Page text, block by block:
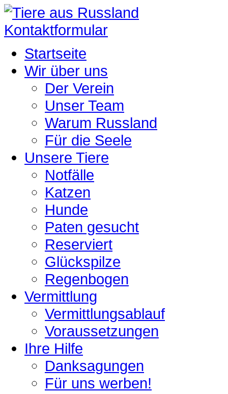
Kontaktformular
Startseite
Wir über uns
Der Verein
Unser Team
Warum Russland
Für die Seele
Unsere Tiere
Notfälle
Katzen
Hunde
Paten gesucht
Reserviert
Glückspilze
Regenbogen
Vermittlung
Vermittlungsablauf
Voraussetzungen
Ihre Hilfe
Danksagungen
Für uns werben!